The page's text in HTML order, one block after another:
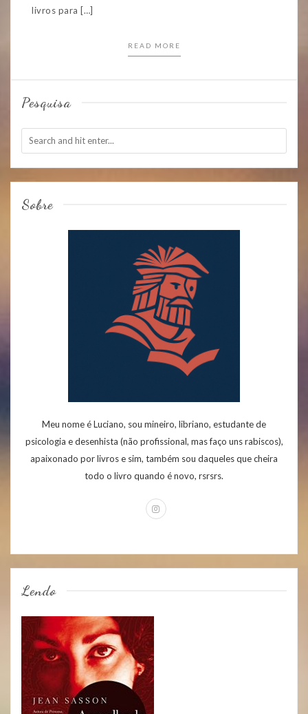
livros para […]
READ MORE
Pesquisa
Sobre
Meu nome é Luciano, sou mineiro, libriano, estudante de
psicologia e desenhista (não profissional, mas faço uns rabiscos),
apaixonado por livros e sim, também sou daqueles que cheira
todo o livro quando é novo, rsrsrs.
Lendo